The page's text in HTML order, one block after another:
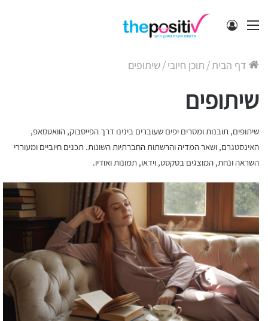
תפריט התחבר
דף הבית/ תוכן חיובי/שיתופים
שיתופים
שיתופים, תובנות ומסרים יפים שעוברים בינינו דרך הפייסבוק, הוואטסאפ,
האינסטגרם, ושאר המדיה והרשתות החברתיות השונות. תכנים חיוביים ומעוררי
השראה ונחת, המוצגים בטקסט, וידאו, תמונות ואודיו.